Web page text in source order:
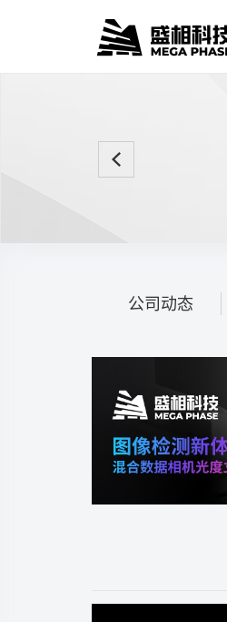
公司动态